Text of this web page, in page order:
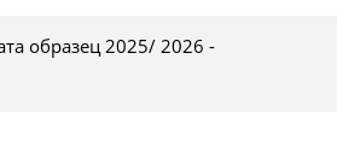
образец 2025/ 2026 -